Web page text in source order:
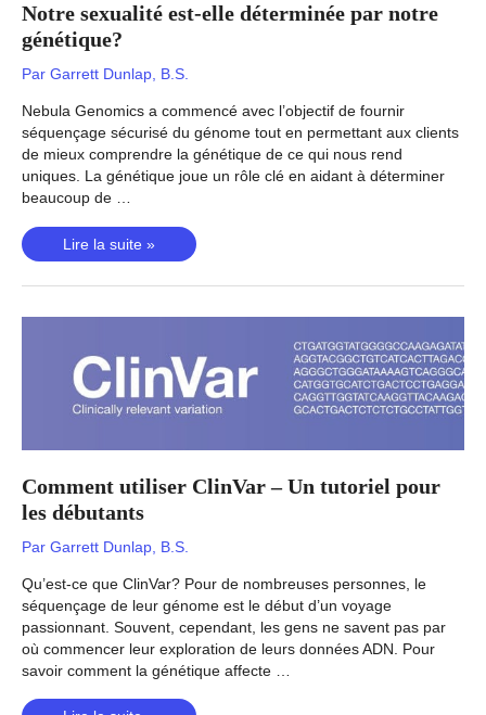
Notre sexualité est-elle déterminée par notre
génétique?
Par Garrett Dunlap, B.S.
Nebula Genomics a commencé avec l’objectif de fournir
séquençage sécurisé du génome tout en permettant aux clients
de mieux comprendre la génétique de ce qui nous rend
uniques. La génétique joue un rôle clé en aidant à déterminer
beaucoup de …
Notre
sexualité
est-
notre
génétique?
Lire la suite »
Comment utiliser ClinVar – Un tutoriel pour
les débutants
Par Garrett Dunlap, B.S.
Qu’est-ce que ClinVar? Pour de nombreuses personnes, le
séquençage de leur génome est le début d’un voyage
passionnant. Souvent, cependant, les gens ne savent pas par
où commencer leur exploration de leurs données ADN. Pour
savoir comment la génétique affecte …